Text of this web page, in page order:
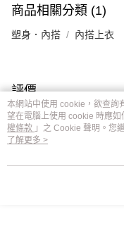
商品相關分類 (1)
塑身．內搭 內搭上衣
評價
喜歡這個商品嗎？購買後
本網站中使用 cookie，欲查詢
望在電腦上使用 cookie 時應
權條款 」之 Cookie 聲明。您
用條款之 Cookie 聲明使用
了解更多 >